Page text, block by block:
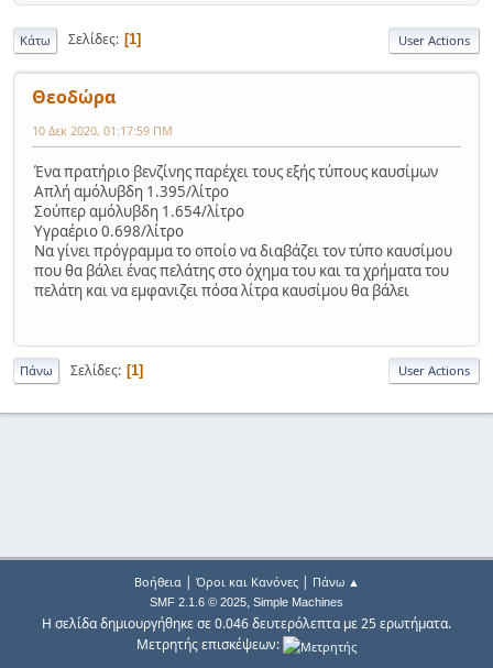
Κάτω Σελίδες 1 User Actions
Θεοδώρα
10 Δεκ 2020, 01:17:59 ΠΜ
Ένα πρατήριο βενζίνης παρέχει τους εξής τύπους καυσίμων
Απλή αμόλυβδη 1.395/λίτρο
Σούπερ αμόλυβδη 1.654/λίτρο
Υγραέριο 0.698/λίτρο
Να γίνει πρόγραμμα το οποίο να διαβάζει τον τύπο καυσίμου
που θα βάλει ένας πελάτης στο όχημα του και τα χρήματα του
πελάτη και να εμφανιζει πόσα λίτρα καυσίμου θα βάλει
Πάνω Σελίδες 1 User Actions
Βοήθεια| Όροι και Κανόνες| Πάνω ▲
SMF 2.1.6 © 2025, Simple Machines
Η σελίδα δημιουργήθηκε σε 0.046 δευτερόλεπτα με 25 ερωτήματα.
Μετρητής επισκέψεων: